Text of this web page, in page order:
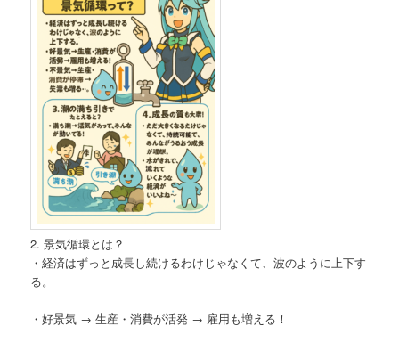
2. 景気循環とは？
・経済はずっと成長し続けるわけじゃなくて、波のように上下す
る。
・好景気 → 生産・消費が活発 → 雇用も増える！